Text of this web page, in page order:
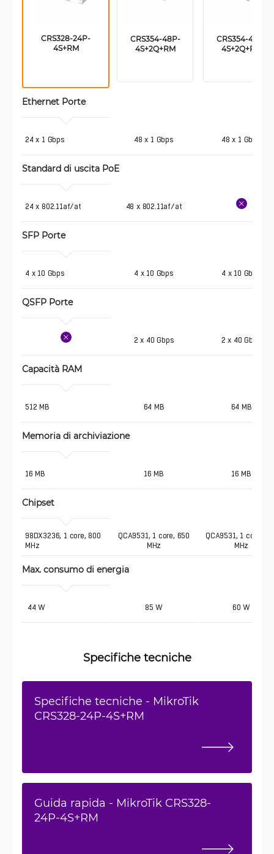
CRS328-24P-
4S+RM
CRS354-48P-
4S+2Q+RM
CRS354-48G-
4S+2Q+RM
Ethernet Porte
24 x 1 Gbps 48 x 1 Gbps 48 x 1 Gbps
Standard di uscita PoE
24 x 802.11af/at 48 x 802.11af/at
SFP Porte
4 x 10 Gbps 4 x 10 Gbps 4 x 10 Gbps
QSFP Porte
2 x 40 Gbps 2 x 40 Gbps
Capacità RAM
512 MB 64 MB 64 MB
Memoria di archiviazione
16 MB 16 MB 16 MB
Chipset
98DX3236, 1 core, 800
MHz
QCA9531, 1 core, 650
MHz
QCA9531, 1 core,
MHz
Max. consumo di energia
44 W 85 W 60 W
Specifiche tecniche
Specifiche tecniche - MikroTik
CRS328-24P-4S+RM
Guida rapida - MikroTik CRS328-
24P-4S+RM